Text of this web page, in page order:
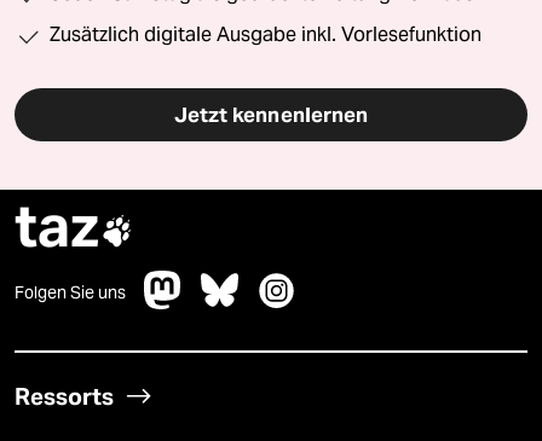
Zusätzlich digitale Ausgabe inkl. Vorlesefunktion
Jetzt kennenlernen
taz
Folgen Sie uns
Ressorts